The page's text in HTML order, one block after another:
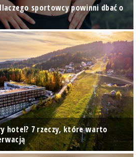
sportowcy powinni dbać o
hotel? 7 rzeczy, które warto